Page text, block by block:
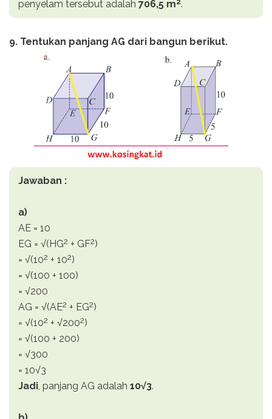
penyelam tersebut adalah 706,5 m .
9. Tentukan panjang AG dari bangun berikut.
Jawaban :
a)
AE = 10
EG = √(HG2 + GF2)
= √(102 + 102)
= √(100 + 100)
= √200
AG = √(AE2 + EG2)
= √(102 + √2002)
= √(100 + 200)
= √300
= 10√3
Jadi, panjang AG adalah 10√3.